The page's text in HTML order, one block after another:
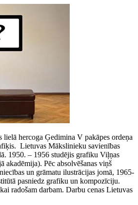
hercoga Ģedimina V pakāpes ordeņa
Lietuvas Mākslinieku savienības
1950. – 1956 studējis grafiku Viļņas
akadēmija). Pēc absolvēšanas viņš
un grāmatu ilustrācijas jomā, 1965-
pasniedz grafiku un kompozīciju.
radošam darbam. Darbu cenas Lietuvas